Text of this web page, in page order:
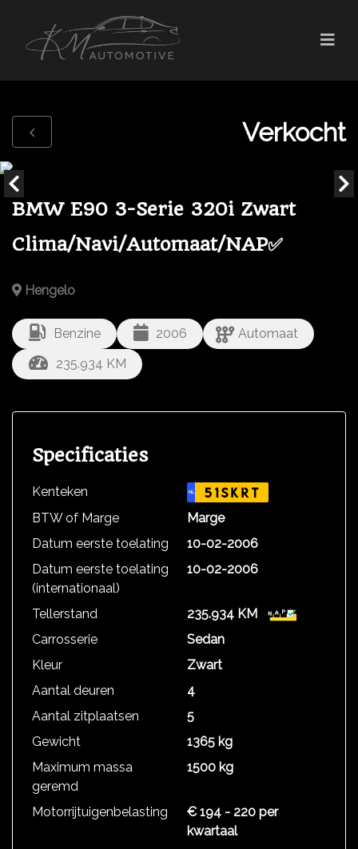
Verkocht
BMW E90 3-Serie 320i Zwart
Clima/Navi/Automaat/NAP✅
Hengelo
Benzine 2006
Automaat
235.934 KM
Specificaties
Kenteken NL 51SKRT
BTW of Marge
Marge
Datum eerste toelating
10-02-2006
Datum eerste toelating
(internationaal)
10-02-2006
Tellerstand
235.934 KM
Carrosserie
Sedan
Kleur
Zwart
Aantal deuren
4
Aantal zitplaatsen
5
Gewicht
1365 kg
Maximum massa
geremd
1500 kg
Motorrijtuigenbelasting
€ 194 - 220 per
kwartaal